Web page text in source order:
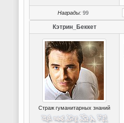
Награды: 99
Кэтрин_Беккет
Страж гуманитарных знаний